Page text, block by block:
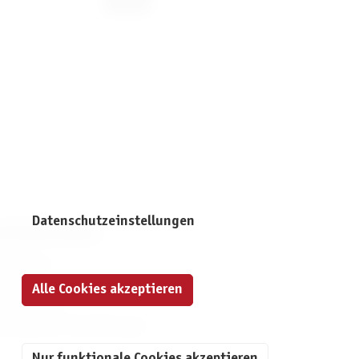
Datenschutzeinstellungen
Alle Cookies akzeptieren